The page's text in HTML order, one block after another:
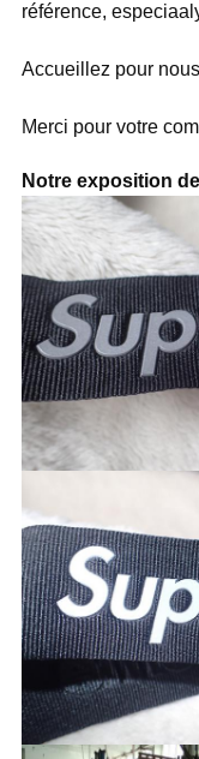
référence,
Accueillez pour
Merci pour votre
Notre exposition